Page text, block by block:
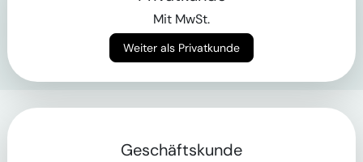
Mit MwSt.
Weiter als Privatkunde
Geschäftskunde